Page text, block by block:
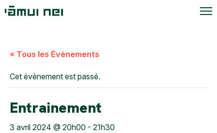
« Tous les Évènements
Cet évènement est passé.
Entrainement
3 avril 2024 @ 20h00 - 21h30